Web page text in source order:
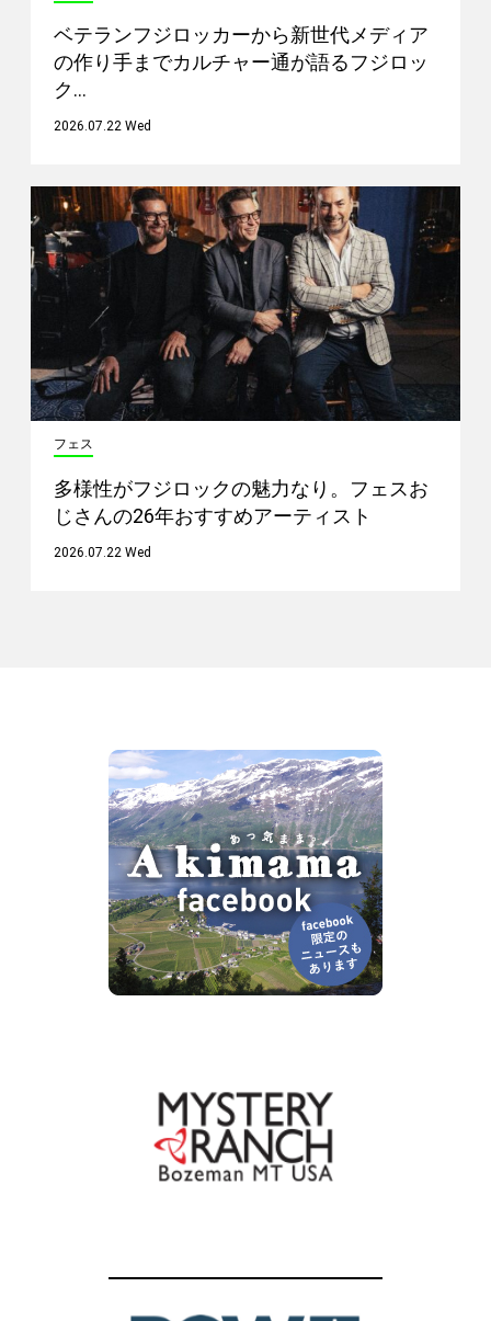
ベテランフジロッカーから新世代メディア
の作り手までカルチャー通が語るフジロッ
ク…
2026.07.22 Wed
フェス
多様性がフジロックの魅力なり。フェスお
じさんの26年おすすめアーティスト
2026.07.22 Wed